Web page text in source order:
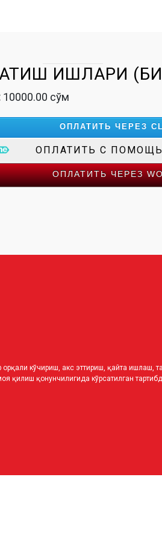
ИШЛАРИ
10000.00 сўм
ОПЛАТИТЬ ЧЕРЕЗ
ОПЛАТИТЬ С
ОПЛАТИТЬ ЧЕРЕЗ
кўчириш, акс эттириш, қайта
қилиш қонунчилигида кўрсатилган